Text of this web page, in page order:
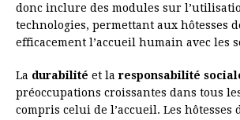
donc inclure des modules sur
technologies, permettant aux hôtesses
efficacement l’accueil humain avec les
La durabilité et laresponsabilité
préoccupations croissantes dans tous
compris celui de l’accueil. Les hôtesses